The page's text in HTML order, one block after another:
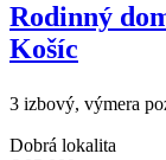
Rodinný
Košíc
3 izbový, výmera
Dobrá lokalita